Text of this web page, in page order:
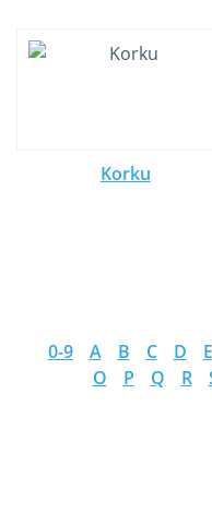
Korku
0-9 A B C D E
O
P Q R